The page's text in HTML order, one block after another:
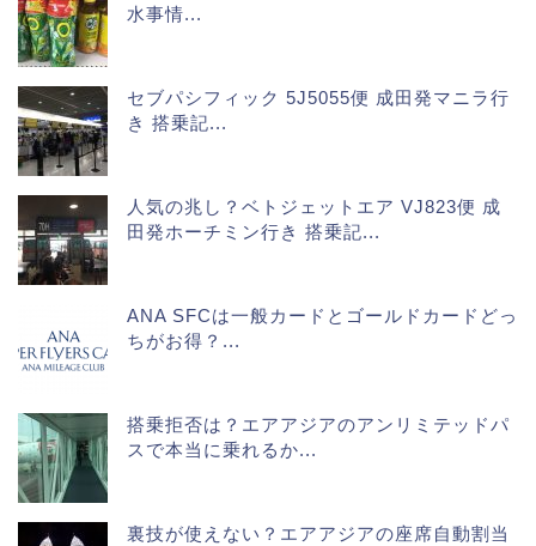
水事情...
セブパシフィック 5J5055便 成田発マニラ行
き 搭乗記...
人気の兆し？ベトジェットエア VJ823便 成
田発ホーチミン行き 搭乗記...
ANA SFCは一般カードとゴールドカードどっ
ちがお得？...
搭乗拒否は？エアアジアのアンリミテッドパ
スで本当に乗れるか...
裏技が使えない？エアアジアの座席自動割当